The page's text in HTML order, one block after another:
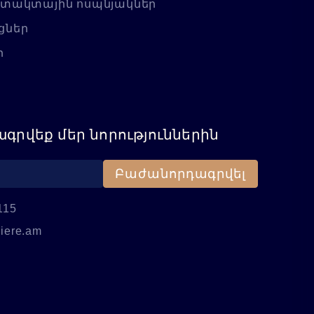
ոսպնյակներ
մեր նորություններին
Բաժանորդագրվել